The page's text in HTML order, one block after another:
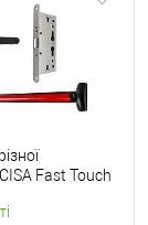
Fast Touch
ручкою